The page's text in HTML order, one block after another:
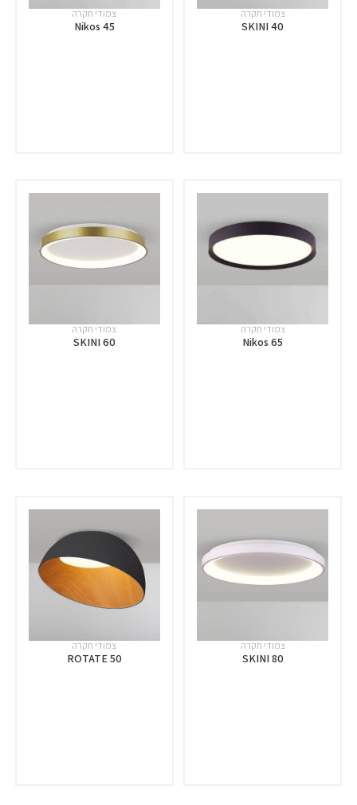
צמודי תקרה
SKINI 40
צמודי תקרה
Nikos 45
צמודי תקרה
Nikos 65
צמודי תקרה
SKINI 60
צמודי תקרה
SKINI 80
צמודי תקרה
ROTATE 50